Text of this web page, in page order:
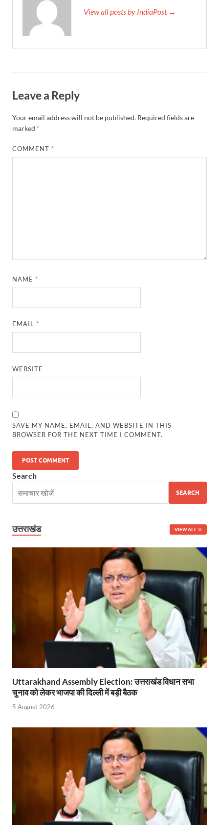
Budget 2026: वित्त मंत्री निर्मला सीतारमण पेश कर रही
Kapil Dev Agarwal: यूपी सरकार के मंत्री कपिल देव ने
Manrega Protest: मनरेगा कानून को खत्म किए जाने के
UP Kaushal Disha: कौशल दिशा पोर्टल से ग्रामीण युवाओं
World Economic Forum: भारत की आर्थिक मजबूती के
BJP National President Nitin Nabin: निर्विरोध चुने
Jagran Forum: जागरण फोरम पर सीएम पुष्कर सिंह धामी
Uttar Pradesh Politics: मुक्त कंठ से यूपी को सराहा,
Vande Bharat Sleeper: देश को मिली पहली स्लीपर वन्दे
Vande Bharat Sleeper Update: वंदे भारत स्लीपर का
Uttarakhand Calender 2026: मुख्यमंत्री पुष्कर सिंह
Start UP Summit: उद्यमिता, नवाचार और व्यापार हमारे
Swami Vivekanand Jayanti: मुख्यमंत्री पुष्कर सिंह
Uttar Pradesh News: ‘आभार प्रधानमंत्री जी, डबल
Ashwini Vaishnaw: औपनिवेशिक मानसिकता से रेलवे को
Aadhaar gets a face: भारतीय विशिष्ट पहचान
AI Start-Ups: प्रधानमंत्री ने भारतीय एआई स्टार्टअप्स
Hindi Salahkar Samiti: विधि एवं न्याय मंत्रालय विधायी
PANKHUDI Portal: पंखुड़ी पोर्टल का शुभारंभ,जानें क्या
View all posts by IndiaPost →
Leave a Reply
Your email address will not be published. Required fields are
marked *
COMMENT *
NAME *
EMAIL *
WEBSITE
SAVE MY NAME, EMAIL, AND WEBSITE IN THIS
BROWSER FOR THE NEXT TIME I COMMENT.
Search
SEARCH
उत्तराखंड VIEW ALL
Uttarakhand Assembly Election: उत्तराखंड विधान सभा
चुनाव को लेकर भाजपा की दिल्ली में बड़ी बैठक
5 August 2026